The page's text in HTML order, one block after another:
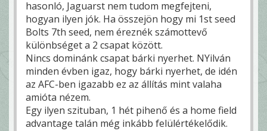
hasonló, Jaguarst nem tudom megfejteni,
hogyan ilyen jók. Ha összejön hogy mi 1st seed
Bolts 7th seed, nem éreznék számottevő
különbséget a 2 csapat között.
Nincs dominánk csapat bárki nyerhet. NYilván
minden évben igaz, hogy bárki nyerhet, de idén
az AFC-ben igazabb ez az állítás mint valaha
amióta nézem.
Egy ilyen szituban, 1 hét pihenő és a home field
advantage talán még inkább felülértékelődik.